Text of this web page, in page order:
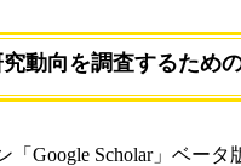
究動向を調査するため
Google Scholar」ベー